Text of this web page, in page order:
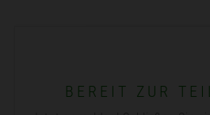
BEREIT ZUR